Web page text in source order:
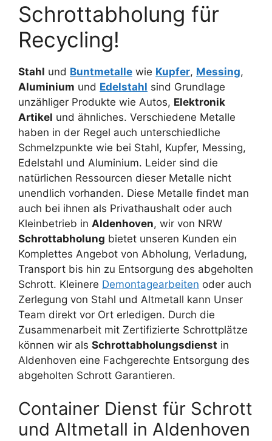
Schrottabholung für
Recycling!
Stahl und Buntmetalle wie Kupfer, Messing,
Aluminium und Edelstahl sind Grundlage
unzähliger Produkte wie Autos, Elektronik
Artikel und ähnliches. Verschiedene Metalle
haben in der Regel auch unterschiedliche
Schmelzpunkte wie bei Stahl, Kupfer, Messing,
Edelstahl und Aluminium. Leider sind die
natürlichen Ressourcen dieser Metalle nicht
unendlich vorhanden. Diese Metalle findet man
auch bei ihnen als Privathaushalt oder auch
Kleinbetrieb in Aldenhoven, wir von NRW
Schrottabholung bietet unseren Kunden ein
Komplettes Angebot von Abholung, Verladung,
Transport bis hin zu Entsorgung des abgeholten
Schrott. Kleinere Demontagearbeiten oder auch
Zerlegung von Stahl und Altmetall kann Unser
Team direkt vor Ort erledigen. Durch die
Zusammenarbeit mit Zertifizierte Schrottplätze
können wir als Schrottabholungsdienst in
Aldenhoven eine Fachgerechte Entsorgung des
abgeholten Schrott Garantieren.
Container Dienst für Schrott
und Altmetall in Aldenhoven